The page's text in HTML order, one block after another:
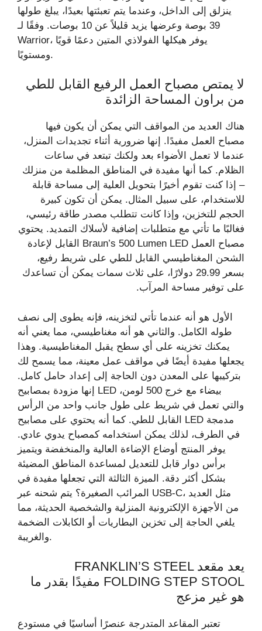
ينزلق إلى الداخل، وعندما يتم تعبئتها بعيدًا، يبلغ طولها
39 بوصة وعرضها يزيد قليلاً عن 10 بوصات. وفقًا لـ
Warrior، يوفر هيكلها الفولاذي المتين دعمًا قويًا
ومستويًا.
لا يمتص مصباح العمل الرفيع القابل للطي
من براون المساحة الزائدة
هناك العديد من المواقف التي يمكن أن يكون فيها
مصباح العمل مفيدًا. إنها ضرورية أثناء تجديدات المنزل،
عندما لا تعمل الأضواء بعد ولكنك تبتعد في ساعات
الظلام. كما أنها مفيدة في المناطق المظلمة من منزلك
– إذا كنت تقوم أخيرًا بتحويل العلية إلى مساحة قابلة
للاستخدام، على سبيل المثال. يمكن أن تكون كبيرة
الحجم للتخزين، وإذا كانت تتطلب مصدر طاقة رئيسي،
فغالبًا ما تأتي مع متطلبات إضافية لأسلاك التمديد. يحتوي
مصباح العمل Braun’s 500 Lumen LED القابل لإعادة
الشحن المغناطيسي القابل للطي على شريط رفيع،
بسعر 29.99 دولارًا، على ثلاث سمات يمكن أن تساعدك
على توفير مساحة المرآب.
الأول هو أنه عندما تأتي لتخزينه، فإنه يطوى إلى نصف
طوله الكامل. والثاني هو أنه مغناطيسي، مما يعني أنه
يمكنك تخزينه على أي سطح يقبل المغناطيسية. وهذا
يجعلها مفيدة أيضًا في مواقف عمل معينة، مما يسمح لك
بتركيبها على المعدن دون الحاجة إلى إعداد حامل كامل.
إنها مزودة بمصابيح LED بيضاء مع خرج 500 لومن،
والتي تعمل في شريط على طول جانب واحد من الرأس
القابل للطي. كما أنه يحتوي على مصابيح LED مدمجة
في الطرف، لذلك يمكن استخدامه كمصباح يدوي عادي.
يوفر المنتج أوضاع الإضاءة العالية والمنخفضة ويتميز
برأس دوار قابل للتعديل لمساعدة المناطق المضيئة
بشكل أكثر دقة. الميزة الثالثة التي تجعلها مفيدة في
المرائب الصغيرة؟ يتم شحنه عبر USB-C، مثل العديد
من الأجهزة الإلكترونية المنزلية والشخصية الحديثة، مما
يلغي الحاجة إلى تخزين البطاريات أو الكابلات الضخمة
والغريبة.
يعد مقعد FRANKLIN’S STEEL
FOLDING STEP STOOL مفيدًا بقدر ما
هو غير مزعج
تعتبر المقاعد المتدرجة عنصرًا أساسيًا في مستودع